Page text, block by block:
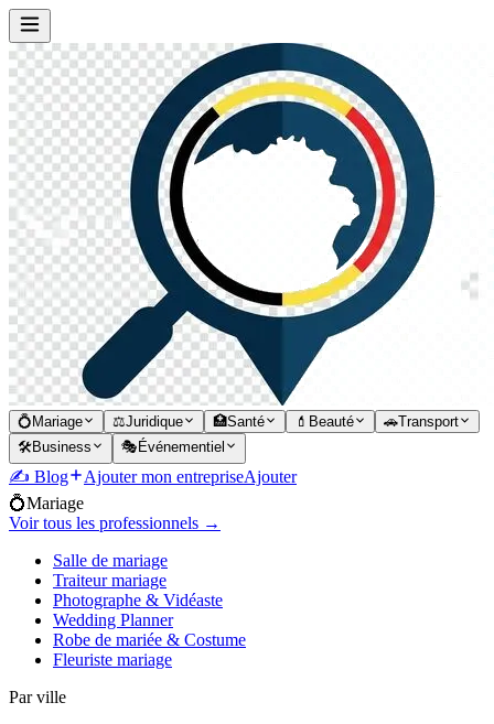
💍 Mariage ⚖️Juridique 🏥Santé 💄 Beauté 🚗Transport
🛠️Business 🎭 Événementiel
✍️ Blog Ajouter mon entrepriseAjouter
💍Mariage
Voir tous les professionnels →
Salle de mariage
Traiteur mariage
Photographe & Vidéaste
Wedding Planner
Robe de mariée & Costume
Fleuriste mariage
Par ville